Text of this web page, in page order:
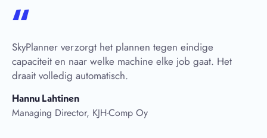
“
SkyPlanner verzorgt het plannen tegen eindige
capaciteit en naar welke machine elke job gaat. Het
draait volledig automatisch.
Hannu Lahtinen
Managing Director, KJH-Comp Oy